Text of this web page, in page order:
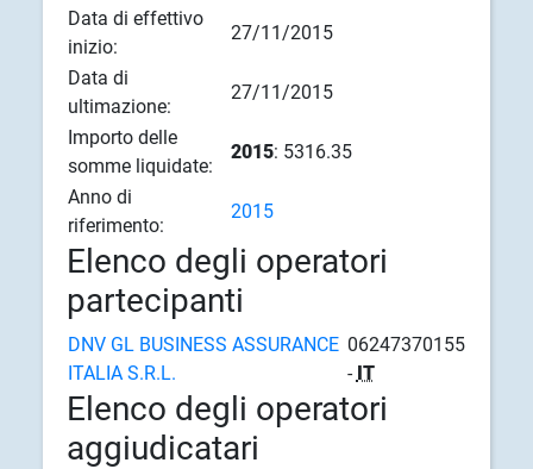
Data di effettivo
inizio:
27/11/2015
Data di
ultimazione:
27/11/2015
Importo delle
somme liquidate:
2015: 5316.35
Anno di
riferimento:
2015
Elenco degli operatori
partecipanti
DNV GL BUSINESS ASSURANCE
ITALIA S.R.L.
06247370155
- IT
Elenco degli operatori
aggiudicatari